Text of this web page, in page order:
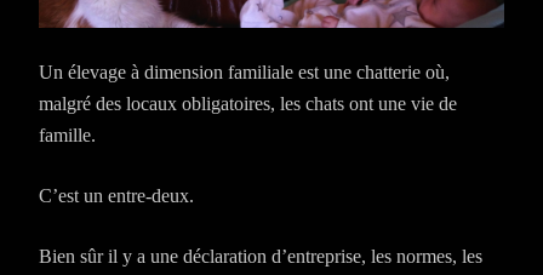
Un élevage à dimension familiale est une chatterie où,
malgré des locaux obligatoires, les chats ont une vie de
famille.
C’est un entre-deux.
Bien sûr il y a une déclaration d’entreprise, les normes, les